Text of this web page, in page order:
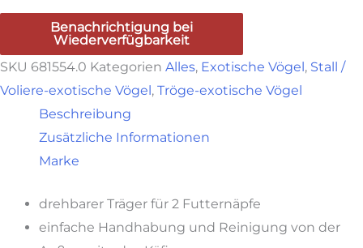
Benachrichtigung bei
Wiederverfügbarkeit
SKU 681554.0 Kategorien Alles, Exotische Vögel, Stall /
Voliere-exotische Vögel, Tröge-exotische Vögel
Beschreibung
Zusätzliche Informationen
Marke
drehbarer Träger für 2 Futternäpfe
einfache Handhabung und Reinigung von der